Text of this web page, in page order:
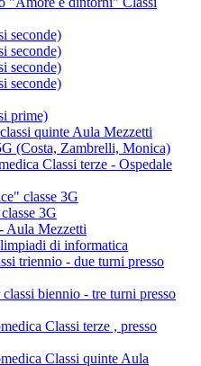
seconde)
seconde)
seconde)
seconde)
prime)
quinte Aula Mezzetti
(Costa, Zambrelli, Monica)
Classi terze - Ospedale
classe 3G
3G
Aula Mezzetti
di informatica
triennio - due turni presso
biennio - tre turni presso
Classi terze , presso
Classi quinte Aula